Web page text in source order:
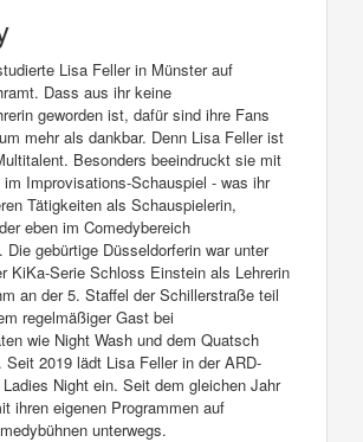
Lisa Feller in Münster auf
Dass aus ihr keine
geworden ist, dafür sind ihre Fans
mehr als dankbar. Denn Lisa Feller ist
Besonders beeindruckt sie mit
im Improvisations-Schauspiel - was ihr
Tätigkeiten als Schauspielerin,
eben im Comedybereich
Die gebürtige Düsseldorferin war unter
KiKa-Serie Schloss Einstein als Lehrerin
an der 5. Staffel der Schillerstraße teil
regelmäßiger Gast bei
wie Night Wash und dem Quatsch
Seit 2019 lädt Lisa Feller in der ARD-
Night ein. Seit dem gleichen Jahr
ihren eigenen Programmen auf
unterwegs.